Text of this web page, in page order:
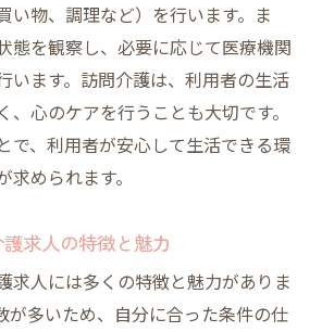
い物、調理など）を行います。ま
態を観察し、必要に応じて医療機関
います。訪問介護は、利用者の生活
、心のケアを行うことも大切です。
で、利用者が安心して生活できる環
められます。
求人の特徴と魅力
求人には多くの特徴と魅力がありま
が多いため、自分に合った条件の仕